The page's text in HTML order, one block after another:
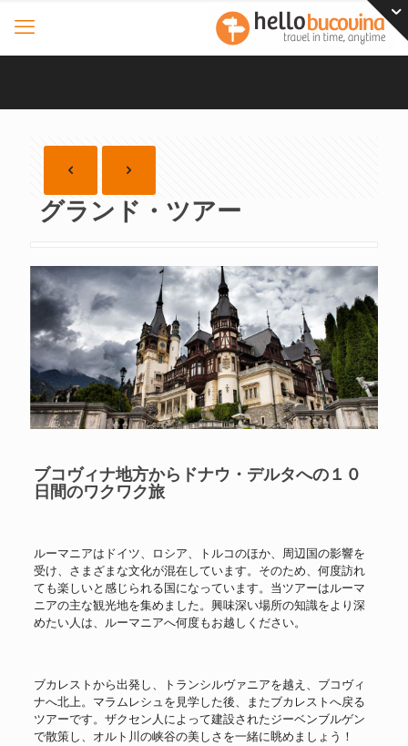
グランド・ツアー
ブコヴィナ地方からドナウ・デルタへの１０
日間のワクワク旅
ルーマニアはドイツ、ロシア、トルコのほか、周辺国の影響を
受け、さまざまな文化が混在しています。そのため、何度訪れ
ても楽しいと感じられる国になっています。当ツアーはルーマ
ニアの主な観光地を集めました。興味深い場所の知識をより深
めたい人は、ルーマニアへ何度もお越しください。
ブカレストから出発し、トランシルヴァニアを越え、ブコヴィ
ナへ北上。マラムレシュを見学した後、またブカレストへ戻る
ツアーです。ザクセン人によって建設されたジーベンブルゲン
で散策し、オルト川の峡谷の美しさを一緒に眺めましょう！